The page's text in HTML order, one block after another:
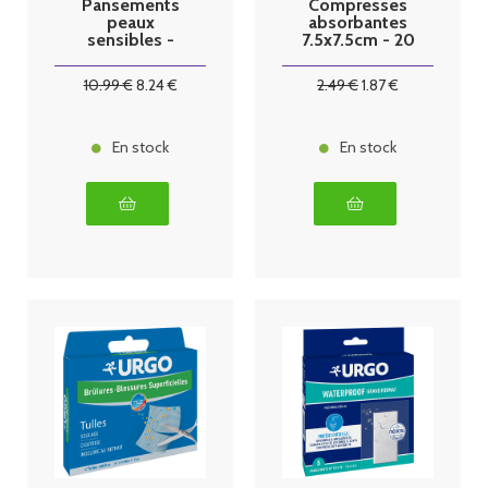
Pansements
peaux
sensibles -
10.99€8.24€
En stock
Compresses
absorbantes
7.5x7.5cm - 20
2.49€1.87€
En stock